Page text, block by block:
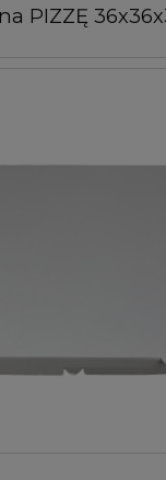
PIZZĘ